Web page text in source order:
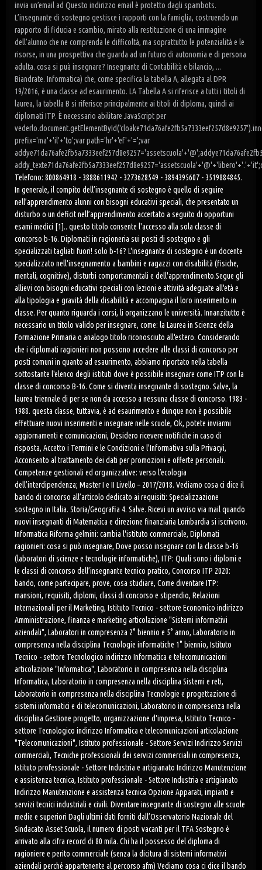
invia un’email ad Questo indirizzo email è protetto dagli spambots.
L’insegnante di sostegno gestisce i rapporti con la famiglia, costruendo un
rapporto di fiducia e scambio, mirato alla restituzione di una immagine
dell’alunno che ne comprenda le difficoltà, ma soprattutto le potenzialità e le
risorse, in una prospettiva che guarda ad un futuro di autonomia e di persona
adulta. cosa si puà insegnare? Insegnante di Contabilità e bilancio, ...
Biandrate. Informatica) che, come specifica la tabella A, allegata al DPR
19/2016, è una classe ad esaurimento. LA Tabella A si riferisce a tutti i titoli di
laurea, la tabella B si riferisce principalmente ai titoli di diploma, quindi ai
diplomati ITP. È necessario abilitare JavaScript per
prefix='ma'+'il'+'to';var path='hr'+'ef'+'=';var
Telefono: 800864918 - 3888611942 - 3273628549 - 3894395607 - 3519884845.
In generale, il compito dell’insegnante di sostegno è quello di seguire
nell’apprendimento alunni con bisogni educativi speciali, che presentato un
disturbo o un deficit nell’apprendimento accertato a seguito di opportuni
esami medici [1].. questo titolo consente l'accesso alla sola classe di
concorso b-16. Diplomati in ragioneria sui posti di sostegno e gli
specializzati tagliati fuori! solo b-16? L'insegnante di sostegno è un docente
specializzato nell'insegnamento a bambini e ragazzi con disabilità (fisiche,
mentali, cognitive), disturbi comportamentali e dell'apprendimento.Segue gli
allievi con bisogni educativi speciali con lezioni e attività adeguate all'età e
alla tipologia e gravità della disabilità e accompagna il loro inserimento in
classe. Per quanto riguarda i corsi, li organizzano le università. Innanzitutto è
necessario un titolo valido per insegnare, come: la Laurea in Scienze della
Formazione Primaria o analogo titolo riconosciuto all'estero. Considerando
che i diplomati ragionieri non possono accedere alle classi di concorso per
posti comuni in quanto ad esaurimento, abbiamo riportato nella tabella
sottostante l'elenco degli istituti dove è possibile insegnare come ITP con la
classe di concorso B-16. Come si diventa insegnante di sostegno. Salve, la
laurea triennale di per se non da accesso a nessuna classe di concorso. 1983 -
1988. questa classe, tuttavia, è ad esaurimento e dunque non è possibile
effettuare nuovi inserimenti e insegnare nelle scuole, Ok, potete inviarmi
aggiornamenti e comunicazioni, Desidero ricevere notifiche in caso di
risposta, Accetto i Termini e le Condizioni e l'Informativa sulla Privacyi,
Acconsento al trattamento dei dati per promozioni e offerte personali.
Competenze gestionali ed organizzative: verso l’ecologia
dell’interdipendenza; Master I e II Livello – 2017/2018. Vediamo cosa ci dice il
bando di concorso all’articolo dedicato ai requisiti: Specializzazione
sostegno in Italia. Storia/Geografia 4. Salve. Ricevi un avviso via mail quando
nuovi insegnanti di Matematica e direzione finanziaria Lombardia si iscrivono.
Informatica Riforma gelmini: cambia l'istituto commerciale, Diplomati
ragionieri: cosa si può insegnare, Dove posso insegnare con la classe b-16
(laboratori di scienze e tecnologie informatiche), ITP: Quali sono i diplomi e
le classi di concorso dell’insegnante tecnico pratico, Concorso ITP 2020:
bando, come partecipare, prove, cosa studiare, Come diventare ITP:
mansioni, requisiti, diplomi, classi di concorso e stipendio, Relazioni
Internazionali per il Marketing, Istituto Tecnico - settore Economico indirizzo
Amministrazione, finanza e marketing articolazione "Sistemi informativi
aziendali", Laboratori in compresenza 2° biennio e 5° anno, Laboratorio in
compresenza nella disciplina Tecnologie informatiche 1° biennio, Istituto
Tecnico - settore Tecnologico indirizzo Informatica e telecomunicazioni
articolazione "Informatica", Laboratorio in compresenza nella disciplina
Informatica, Laboratorio in compresenza nella disciplina Sistemi e reti,
Laboratorio in compresenza nella disciplina Tecnologie e progettazione di
sistemi informatici e di telecomunicazioni, Laboratorio in compresenza nella
disciplina Gestione progetto, organizzazione d'impresa, Istituto Tecnico -
settore Tecnologico indirizzo Informatica e telecomunicazioni articolazione
"Telecomunicazioni", Istituto professionale - Settore Servizi Indirizzo Servizi
commerciali, Tecniche professionali dei servizi commerciali in compresenza,
Istituto professionale - Settore Industria e artigianato Indirizzo Manutenzione
e assistenza tecnica, Istituto professionale - Settore Industria e artigianato
Indirizzo Manutenzione e assistenza tecnica Opzione Apparati, impianti e
servizi tecnici industriali e civili. Diventare insegnante di sostegno alle scuole
medie e superiori Dagli ultimi dati forniti dall’Osservatorio Nazionale del
Sindacato Asset Scuola, il numero di posti vacanti per il TFA Sostegno è
arrivato alla cifra record di 80 mila. Chi ha il possesso del diploma di
ragioniere e perito commerciale (senza la dicitura di sistemi informativi
aziendali perché appartenente al percorso afm) Vediamo cosa ci dice il bando